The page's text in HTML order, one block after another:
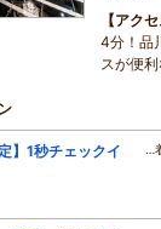
アクセ
4分！品
スが便利
】1秒チェックイ
…